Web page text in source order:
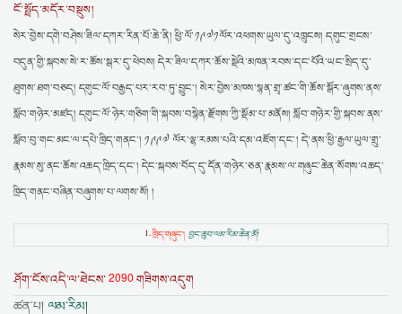
ངོ་སྤྲོད་མདོར་བསྡུས།
སེར་བྱེས་དགེ་བཤེས་ཟིལ་དཀར་རིན་པོ་ཆེ་ནི། ཕྱི་ལོ་༡༩༧༡ལོར་འཕགས་ཡུལ་དུ་འཁྲུངས། དགུང་གྲངས་
བདུན་གྱི་སྐབས་སེ་ར་ཆོས་སྒར་དུ་ཕེབས། དེར་ཟིལ་དཀར་ཆོས་སྡེའི་མཁན་རབས་དང་པོའི་ཡང་སྲིད་དུ་
ཐུགས་ཐག་བཅད། དགུང་ལོ་བརྒྱད་པར་རབ་ཏུ་བྱུང་། སེར་བྱེས་མཁས་སྙན་གྲྭ་ཚང་གི་ཆོས་སྒོར་ཞུགས་ནས་
སློབ་གཉེར་མཛད། དགུང་ལོ་ཉེར་གཅིག་གི་སྐབས་བསྙེན་རྫོགས་ཀྱི་སྡོམ་པ་མནོས། སློབ་གཉེར་གྱི་སྐབས་ནས་
སློབ་བུ་གང་མང་ལ་དཔེ་ཁྲིད་གནང་། ༡༩༩༧ ལོར་ལྷ་རམས་པའི་དམ་འཇོག་དང་། དེ་ནས་ཕྱི་རྒྱལ་ཡུལ་གྲུ་
རྣམས་སུ་ནང་ཆོས་འཆད་ཁྲིད་དང་། དེང་སྐབས་བོད་དུ་དོན་གཉེར་ཅན་རྣམས་ལ་གཞུང་ཆེན་སོགས་འཆད་
ཁྲིད་གནང་བཞིན་བཞུགས་པ་ལགས་སོ། །
1.ཁྲིད་གཞུང་། བྱང་ཆུབ་ལམ་རིམ་ཆེན་མོ།
ཤོག་ངོས་འདི་ལ་ཐེངས་2090 གཟིགས་འདུག
ཚན་པ། ལམ་རིམ།